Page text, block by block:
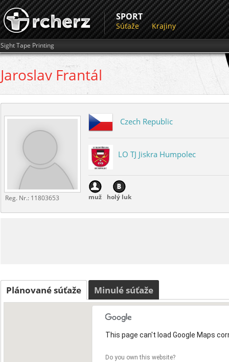
SPORT
Súťaže Krajiny
Sight Tape Printing
Jaroslav Frantál
Reg. Nr.: 11803653
Czech Republic
LO TJ Jiskra Humpolec
muž holý luk
Plánované súťaže Minulé súťaže
This page can't load Google Maps
Do you own this website?